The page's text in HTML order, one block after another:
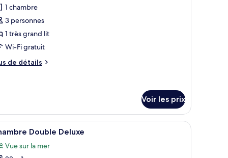
1 chambre
3 personnes
1 très grand lit
Wi-Fi gratuit
de détails
Voir les prix
un lit recouvert d’une courtepointe, un plafond en bois et une vue sur le
Une chambre à coucher comprenant un lit,
1 Double Deluxe
Vue sur la mer